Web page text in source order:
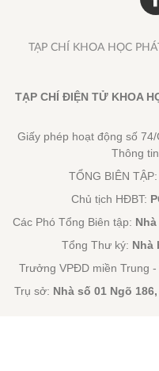
TẠP CHÍ KHOA HỌC
TẠP CHÍ ĐIỆN TỬ KHOA
Giấy phép hoạt động số
Thông
TỔNG BIÊN TẬP:
Chủ tịch HĐBT:
Các Phó Tổng Biên tập:
Tổng Thư ký: Nhà
Trưởng VPĐD miền Trung -
Trụ sở: Nhà số 01 Ngõ